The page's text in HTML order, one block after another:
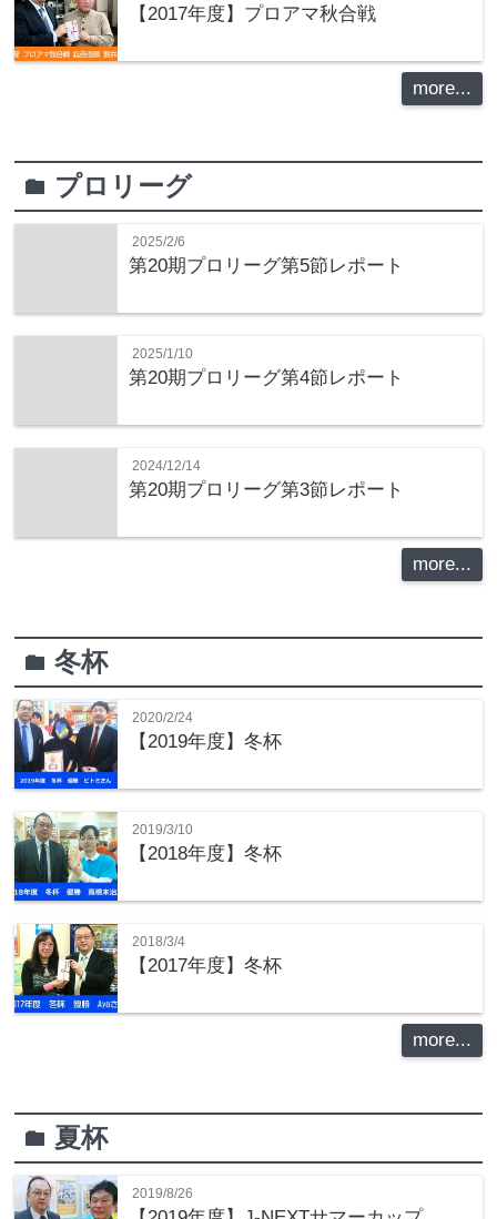
【2017年度】プロアマ秋合戦
more...
folder プロリーグ
2025/2/6
第20期プロリーグ第5節レポート
2025/1/10
第20期プロリーグ第4節レポート
2024/12/14
第20期プロリーグ第3節レポート
more...
folder冬杯
2020/2/24
【2019年度】冬杯
2019/3/10
【2018年度】冬杯
2018/3/4
【2017年度】冬杯
more...
folder 夏杯
2019/8/26